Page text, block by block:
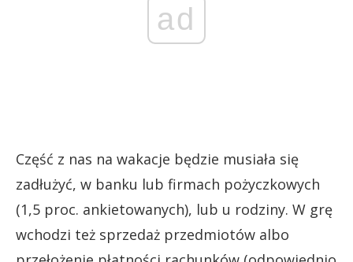
ad
Część z nas na wakacje będzie musiała się
zadłużyć, w banku lub firmach pożyczkowych
(1,5 proc. ankietowanych), lub u rodziny. W grę
wchodzi też sprzedaż przedmiotów albo